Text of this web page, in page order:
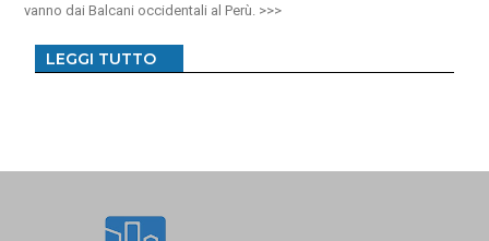
vanno dai Balcani occidentali al Perù.
LEGGI TUTTO